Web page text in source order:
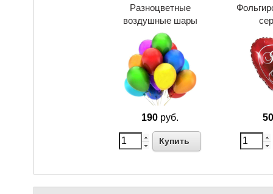
Разноцветные
воздушные шары
190 руб.
Купить